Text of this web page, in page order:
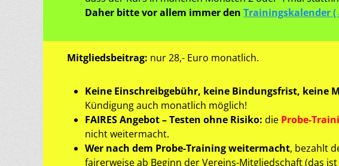
Daher bitte vor allem immer den Trainingskalender
Mitgliedsbeitrag: nur 28,- Euro monatlich.
Keine Einschreibgebühr, keine Bindungsfrist, keine
Kündigung auch monatlich möglich!
FAIRES Angebot – Testen ohne Risiko: die Probe-
nicht weitermacht.
Wer nach dem Probe-Training weitermacht, bezahlt
fairerweise ab Beginn der Vereins-Mitgliedschaft (das